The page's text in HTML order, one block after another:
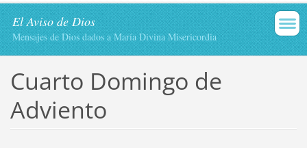
El Aviso de Dios
Mensajes de Dios dados a María Divina Misericordia
Cuarto Domingo de
Adviento